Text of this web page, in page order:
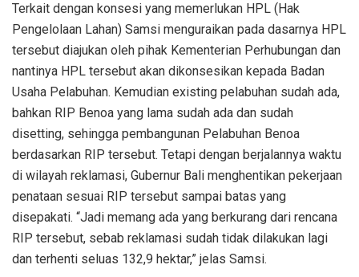
Terkait dengan konsesi yang memerlukan HPL (Hak
Pengelolaan Lahan) Samsi menguraikan pada dasarnya HPL
tersebut diajukan oleh pihak Kementerian Perhubungan dan
nantinya HPL tersebut akan dikonsesikan kepada Badan
Usaha Pelabuhan. Kemudian existing pelabuhan sudah ada,
bahkan RIP Benoa yang lama sudah ada dan sudah
disetting, sehingga pembangunan Pelabuhan Benoa
berdasarkan RIP tersebut. Tetapi dengan berjalannya waktu
di wilayah reklamasi, Gubernur Bali menghentikan pekerjaan
penataan sesuai RIP tersebut sampai batas yang
disepakati. “Jadi memang ada yang berkurang dari rencana
RIP tersebut, sebab reklamasi sudah tidak dilakukan lagi
dan terhenti seluas 132,9 hektar,” jelas Samsi.